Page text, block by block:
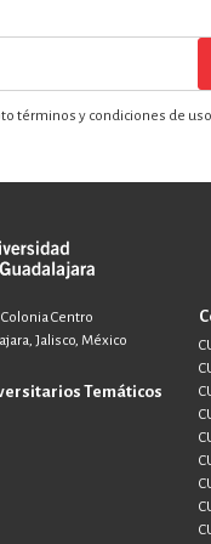
términos y condiciones de uso
Centro
Jalisco, México
Temáticos